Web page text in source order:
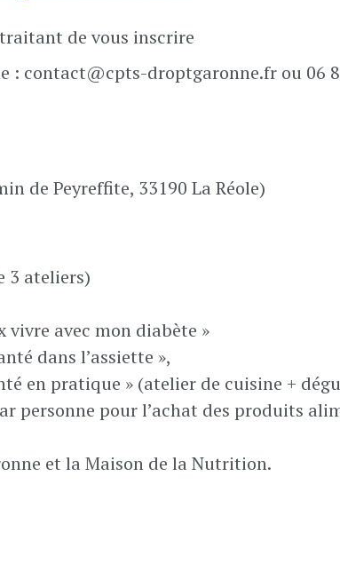
de vous inscrire
: contact@cpts-droptgaronne.fr ou 06
de Peyreffite, 33190 La Réole)
3 ateliers)
vivre avec mon diabète »
dans l’assiette »,
en pratique » (atelier de cuisine +
personne pour l’achat des produits
et la Maison de la Nutrition.